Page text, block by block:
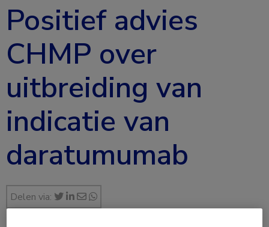
Positief advies
CHMP over
uitbreiding van
indicatie van
daratumumab
Delen via: